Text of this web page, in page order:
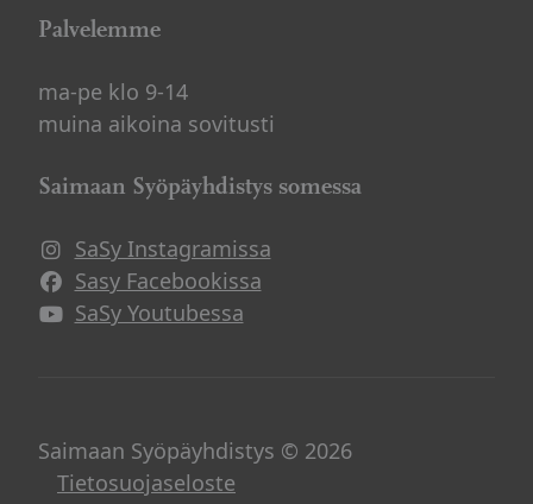
Palvelemme
ma-pe klo 9-14
muina aikoina sovitusti
Saimaan Syöpäyhdistys somessa
SaSy Instagramissa
Avautuu uuteen ikkunaan
Sasy Facebookissa
Avautuu uuteen ikkunaan
SaSy Youtubessa
Avautuu uuteen ikkunaan
Saimaan Syöpäyhdistys © 2026
Tietosuojaseloste